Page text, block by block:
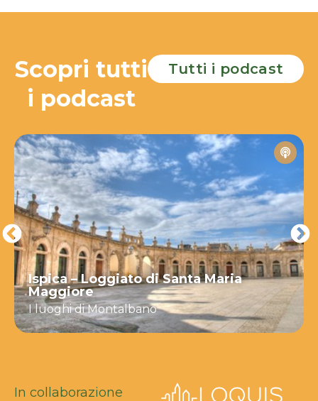
Scopri tutti
i podcast
Tutti i podcast
Ispica – Loggiato di Santa Maria
Maggiore
I luoghi di Montalbano
In collaborazione